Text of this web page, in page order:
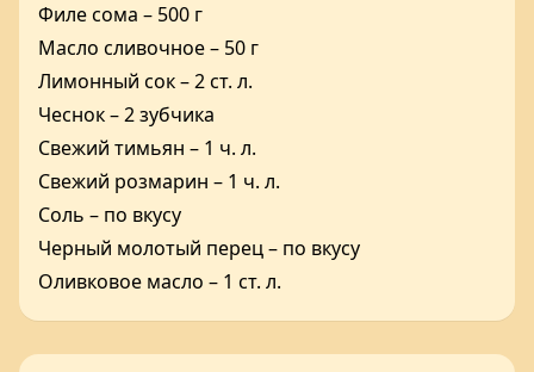
Филе сома – 500 г
Масло сливочное – 50 г
Лимонный сок – 2 ст. л.
Чеснок – 2 зубчика
Свежий тимьян – 1 ч. л.
Свежий розмарин – 1 ч. л.
Соль – по вкусу
Черный молотый перец – по вкусу
Оливковое масло – 1 ст. л.